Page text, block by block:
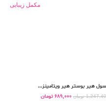
مکمل زیبایی
هیر بوستر هیر ویتامینز...
تومان 689,000 تومان